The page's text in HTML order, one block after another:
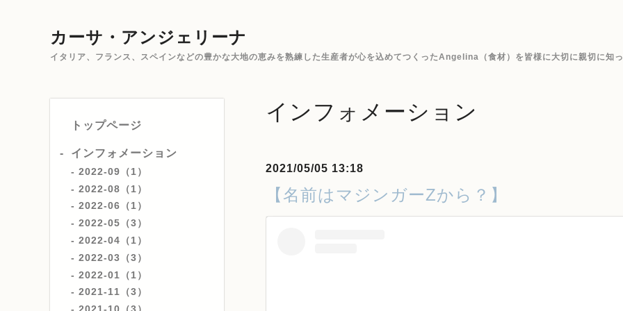
カーサ・アンジェリーナ
イタリア、フランス、スペインなどの豊かな大地の恵みを熟練した生産者が心を込めてつくったAngelina（食材）を皆様に大切に親切に知っ
トップページ
インフォメーション
2022-09（1）
2022-08（1）
2022-06（1）
2022-05（3）
2022-04（1）
2022-03（3）
2022-01（1）
2021-11（3）
インフォメーション
2021/05/05 13:18
【名前はマジンガーZから？】